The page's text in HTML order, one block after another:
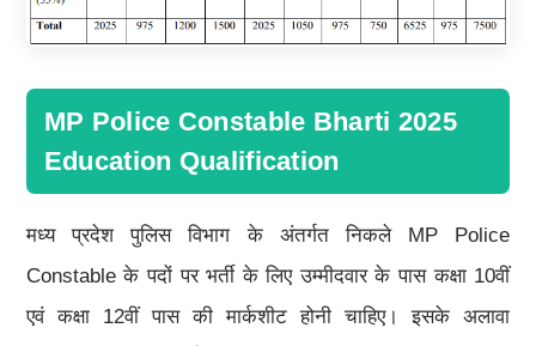
MP Police Constable Bharti 2025
Education Qualification
मध्य प्रदेश पुलिस विभाग के अंतर्गत निकले MP Police
Constable के पदों पर भर्ती के लिए उम्मीदवार के पास कक्षा 10वीं
एवं कक्षा 12वीं पास की मार्कशीट होनी चाहिए। इसके अलावा